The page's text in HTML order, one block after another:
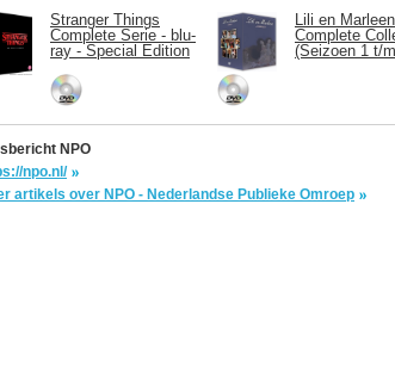
Stranger Things
Complete Serie - blu-
ray - Special Edition
Lili en
Complete
(Seizoen 1 t/
NPO
npo.nl/
artikels over NPO - Nederlandse Publieke Omroep